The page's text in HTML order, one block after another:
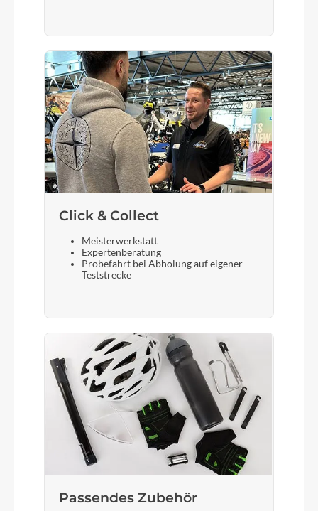
Click & Collect
Meisterwerkstatt
Expertenberatung
Probefahrt bei Abholung auf eigener
Teststrecke
Passendes Zubehör